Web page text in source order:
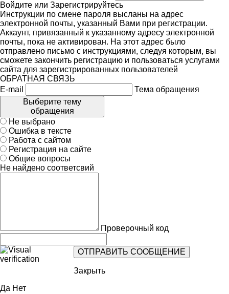
Войдите или Зарегистрируйтесь
Инструкции по смене пароля высланы на адрес
электронной почты, указанный Вами при регистрации.
Аккаунт, привязанный к указанному адресу электронной
почты, пока не активирован. На этот адрес было
отправлено письмо с инструкциями, следуя которым, вы
сможете закончить регистрацию и пользоваться услугами
сайта для зарегистрированных пользователей
ОБРАТНАЯ СВЯЗЬ
E-mail
Тема обращения
Выберите тему
обращения
Не выбрано
Ошибка в тексте
Работа с сайтом
Регистрация на сайте
Общие вопросы
Не найдено соответсвий
Проверочный код
Закрыть
Да Нет